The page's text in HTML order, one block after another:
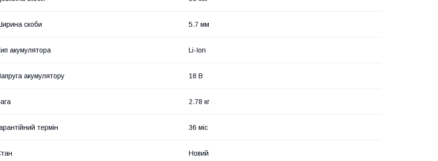
скоби 5.7 мм
акумулятора Li-Ion
акумулятору 18 В
2.78 кг
термін 36 міс
Новий